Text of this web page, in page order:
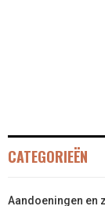
CATEGORIEËN
Aandoeningen en